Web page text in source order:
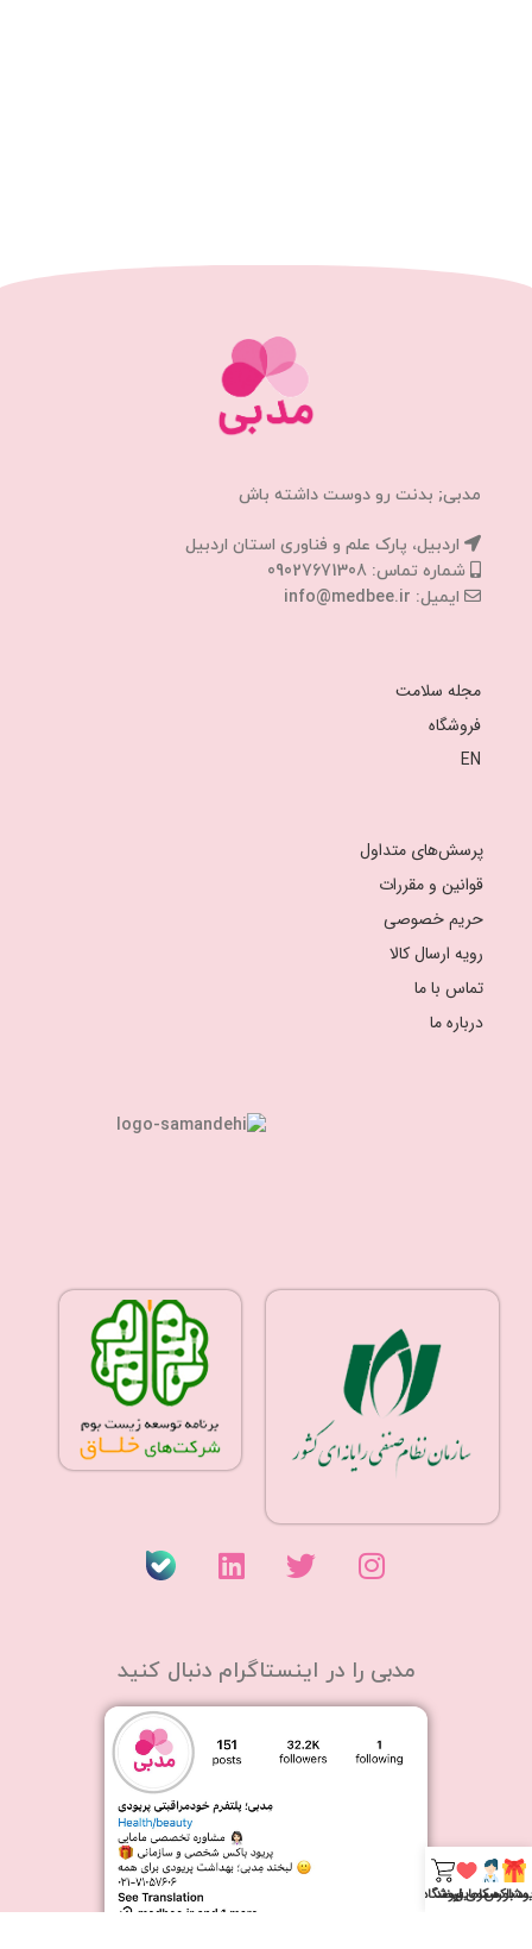
مدبی; بدنت رو دوست داشته باش
اردبیل، پارک علم و فناوری استان اردبیل
شماره تماس: 09027671308
ایمیل: info@medbee.ir
مجله سلامت
فروشگاه
EN
پرسش‌های متداول
قوانین و مقررات
حریم خصوصی
رویه ارسال کالا
تماس با ما
درباره ما
مدبی را در اینستاگرام دنبال کنید
باکس
مشاوره مامایی
سکوی لبخند
فروشگاه